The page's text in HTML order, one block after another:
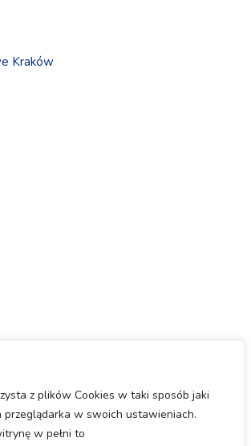
z plików Cookies w taki sposób jaki
w swoich ustawieniach.
w pełni to
Kraków